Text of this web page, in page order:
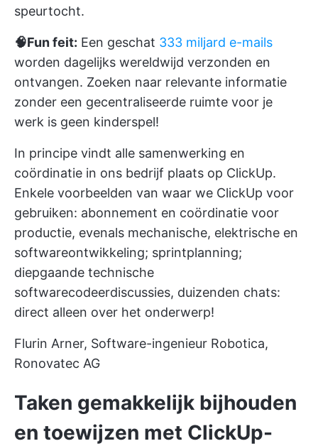
speurtocht.
🧠Fun feit: Een geschat 333 miljard e-mails
worden dagelijks wereldwijd verzonden en
ontvangen. Zoeken naar relevante informatie
zonder een gecentraliseerde ruimte voor je
werk is geen kinderspel!
In principe vindt alle samenwerking en
coördinatie in ons bedrijf plaats op ClickUp.
Enkele voorbeelden van waar we ClickUp voor
gebruiken: abonnement en coördinatie voor
productie, evenals mechanische, elektrische en
softwareontwikkeling; sprintplanning;
diepgaande technische
softwarecodeerdiscussies, duizenden chats:
direct alleen over het onderwerp!
Flurin Arner, Software-ingenieur Robotica,
Ronovatec AG
Taken gemakkelijk bijhouden
en toewijzen met ClickUp-